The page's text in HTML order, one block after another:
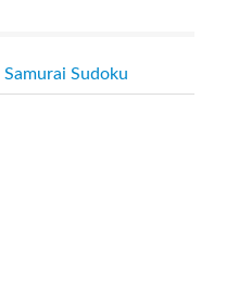
Samurai Sudoku